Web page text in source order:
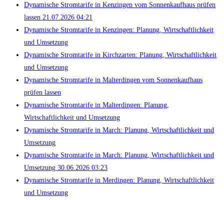
Dynamische Stromtarife in Kenzingen vom Sonnenkaufhaus prüfen
lassen 21.07.2026 04:21
Dynamische Stromtarife in Kenzingen: Planung, Wirtschaftlichkeit
und Umsetzung
Dynamische Stromtarife in Kirchzarten: Planung, Wirtschaftlichkeit
und Umsetzung
Dynamische Stromtarife in Malterdingen vom Sonnenkaufhaus
prüfen lassen
Dynamische Stromtarife in Malterdingen: Planung,
Wirtschaftlichkeit und Umsetzung
Dynamische Stromtarife in March: Planung, Wirtschaftlichkeit und
Umsetzung
Dynamische Stromtarife in March: Planung, Wirtschaftlichkeit und
Umsetzung 30.06.2026 03:23
Dynamische Stromtarife in Merdingen: Planung, Wirtschaftlichkeit
und Umsetzung